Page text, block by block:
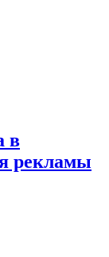
в
рекламы